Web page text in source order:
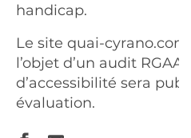
handicap.
Le site quai-
l’objet d’un audit
d’accessibilité sera
évaluation.